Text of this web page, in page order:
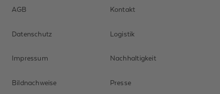
AGB
Datenschutz
Impressum
Bildnachweise
Kontakt
Logistik
Nachhaltigkeit
Presse